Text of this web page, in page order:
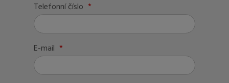
Telefonní číslo *
E-mail *